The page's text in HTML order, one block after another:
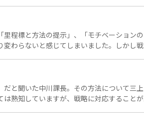
程標と方法の提示」、「モチベーションの
わらないと感じてしまいました。しかし戦
と聞いた中川課長。その方法について三上
熟知していますが、戦略に対応することが